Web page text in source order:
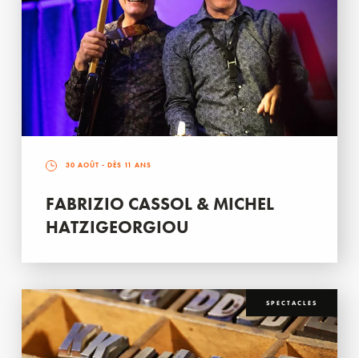
30 AOÛT - DÈS 11 ANS
FABRIZIO CASSOL & MICHEL
HATZIGEORGIOU
SPECTACLES